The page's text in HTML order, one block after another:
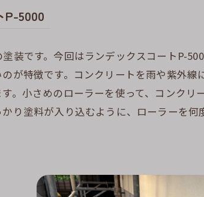
5000
装です。今回はランデックスコートP-
が特徴です。コンクリートを雨や紫外
。小さめのローラーを使って、コンク
り塗料が入り込むように、ローラーを